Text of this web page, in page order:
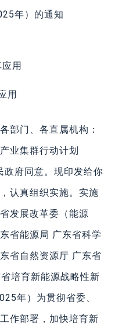
年）的通知
用
部门、各直属机构：
业集群行动计划
政府同意。现印发给你
认真组织实施。实施
发展改革委（能源
省能源局 广东省科学
省自然资源厅 广东省
培育新能源战略性新
年）为贯彻省委、
作部署，加快培育新